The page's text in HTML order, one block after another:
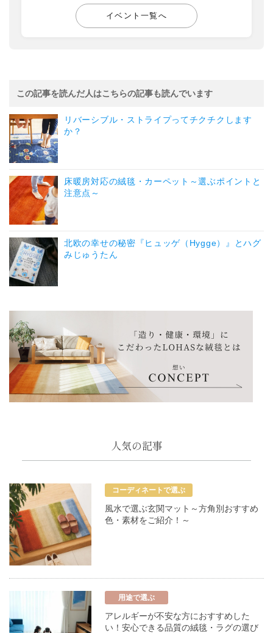
イベント一覧へ
この記事を読んだ人はこちらの記事も読んでいます
リバーシブル・ストライプってチクチクします
か？
床暖房対応の絨毯・カーペット～選ぶポイントと
注意点～
北欧の幸せの秘密『ヒュッゲ（Hygge）』とハグ
みじゅうたん
人気の記事
コーディネートで選ぶ
風水で選ぶ玄関マット～方角別おすすめ
色・素材をご紹介！～
用途で選ぶ
アレルギーが不安な方におすすめした
い！安心できる品質の絨毯・ラグの選び